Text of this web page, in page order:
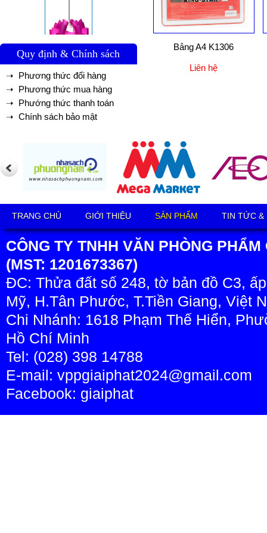
Quy định & Chính sách
➝ Phương thức đổi hàng
➝ Phương thức mua hàng
➝ Phướng thức thanh toán
➝ Chính sách bảo mật
Bảng A4 K1306
Liên hệ
TRANG CHỦ GIỚI THIỆU SẢN PHẨM TIN TỨC &
CÔNG TY TNHH VĂN PHÒNG PHẨM
(MST: 1201673367)
ĐC: Thửa đất số 248, tờ bản đồ C3,
Mỹ, H.Tân Phước, T.Tiền Giang, Việt
Chi Nhánh: 1618 Phạm Thế Hiển,
Hồ Chí Minh
Tel: (028) 398 14788
E-mail: vppgiaiphat2024@gmail.com
Facebook: giaiphat